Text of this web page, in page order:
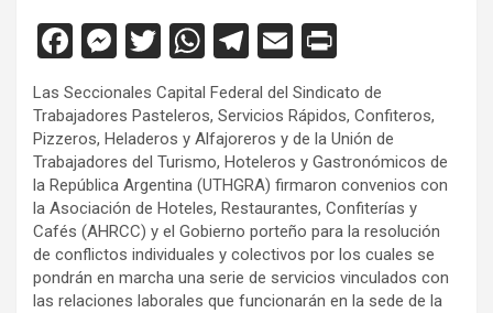
F
ce
b
o
o
k
M
es
se
n
g
er
T
wi
tt
er
W
h
at
s
A
p
p
T
el
e
gr
a
m
E
m
ail
in
tF
ri
e
n
dl
y
Las Seccionales Capital Federal del Sindicato de
Trabajadores Pasteleros, Servicios Rápidos, Confiteros,
Pizzeros, Heladeros y Alfajoreros y de la Unión de
Trabajadores del Turismo, Hoteleros y Gastronómicos de
la República Argentina (UTHGRA) firmaron convenios con
la Asociación de Hoteles, Restaurantes, Confiterías y
Cafés (AHRCC) y el Gobierno porteño para la resolución
de conflictos individuales y colectivos por los cuales se
pondrán en marcha una serie de servicios vinculados con
las relaciones laborales que funcionarán en la sede de la